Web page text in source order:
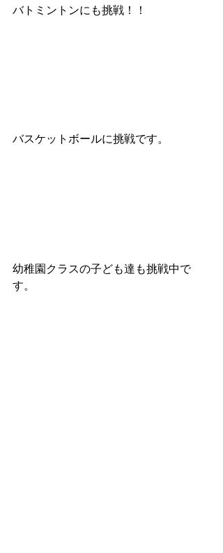
バトミントンにも挑戦！！
バスケットボールに挑戦です。
幼稚園クラスの子ども達も挑戦中で
す。